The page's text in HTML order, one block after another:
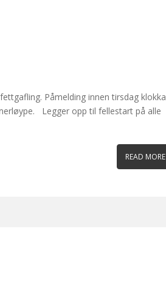
Påmelding innen tirsdag klokka
Legger opp til fellestart på alle
READ MORE